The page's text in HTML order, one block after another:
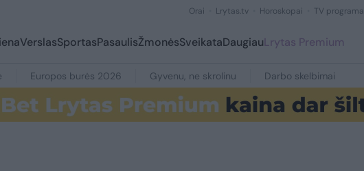
Orai Lrytas.tv Horoskopai TV programa
VerslasSportasPasaulisŽmonėsSveikataDaugiauLrytas Premium
Europos burės 2026 Gyvenu, ne skrolinu Darbo skelbimai